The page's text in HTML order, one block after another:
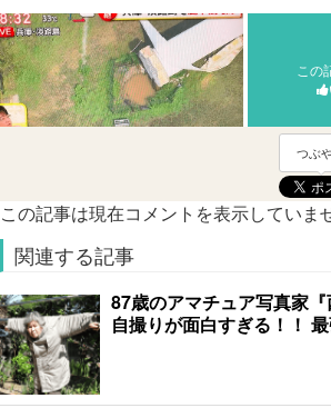
この
つぶ
この記事は現在コメントを表示していま
関連する記事
87歳のアマチュア写真家
自撮りが面白すぎる！！